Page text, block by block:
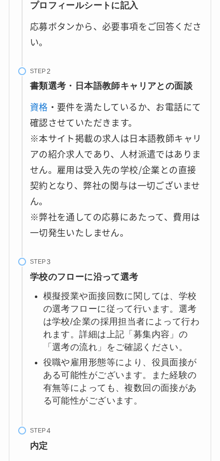
プロフィールシートに記入
応募ボタンから、必要事項をご回答くださ
い。
STEP
書類選考・日本語教師キャリアとの面談
資格 ・要件を満たしているか、お電話にて
確認させていただきます。
※本サイト掲載の求人は日本語教師キャリ
アの紹介求人であり、人材派遣ではありま
せん。雇用は受入先の学校/企業との直接
契約となり、弊社の関与は一切ございませ
ん。
※弊社を通しての応募にあたって、費用は
一切発生いたしません。
STEP
学校のフローに沿って選考
模擬授業や面接回数に関しては、学校
の選考フローに従って行います。選考
は学校/企業の採用担当者によって行わ
れます。詳細は上記「募集内容」の
「選考の流れ」をご確認ください。
役職や雇用形態等により、役員面接が
ある可能性がございます。また経験の
有無等によっても、複数回の面接があ
る可能性がございます。
STEP
内定